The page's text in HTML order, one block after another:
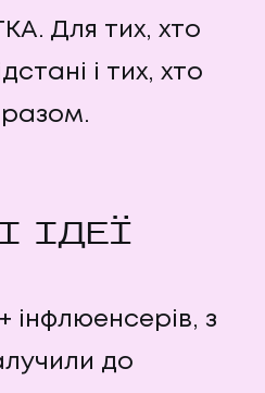
Для тих, хто
і тих, хто
ІДЕЇ
інфлюенсерів, з
до